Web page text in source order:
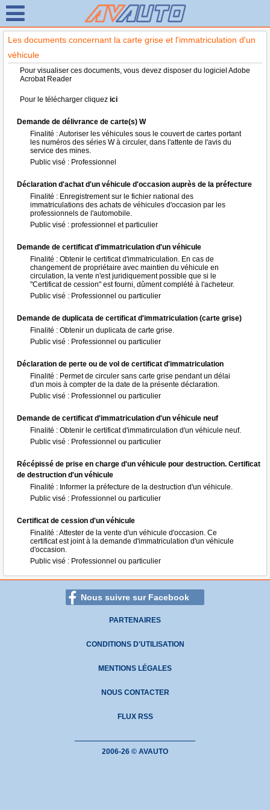
Les documents concernant la carte grise et l'immatriculation d'un
véhicule
Pour visualiser ces documents, vous devez disposer du logiciel Adobe
Acrobat Reader
Pour le télécharger cliquez ici
Demande de délivrance de carte(s) W
Finalité : Autoriser les véhicules sous le couvert de cartes portant
les numéros des séries W à circuler, dans l'attente de l'avis du
service des mines.
Public visé : Professionnel
Déclaration d'achat d'un véhicule d'occasion auprès de la préfecture
Finalité : Enregistrement sur le fichier national des
immatriculations des achats de véhicules d'occasion par les
professionnels de l'automobile.
Public visé : professionnel et particulier
Demande de certificat d'immatriculation d'un véhicule
Finalité : Obtenir le certificat d'immatriculation. En cas de
changement de propriétaire avec maintien du véhicule en
circulation, la vente n'est juridiquement possible que si le
"Certificat de cession" est fourni, dûment complété à l'acheteur.
Public visé : Professionnel ou particulier
Demande de duplicata de certificat d'immatriculation (carte grise)
Finalité : Obtenir un duplicata de carte grise.
Public visé : Professionnel ou particulier
Déclaration de perte ou de vol de certificat d'immatriculation
Finalité : Permet de circuler sans carte grise pendant un délai
d'un mois à compter de la date de la présente déclaration.
Public visé : Professionnel ou particulier
Demande de certificat d'immatriculation d'un véhicule neuf
Finalité : Obtenir le certificat d'immatirculation d'un véhicule neuf.
Public visé : Professionnel ou particulier
Récépissé de prise en charge d'un véhicule pour destruction. Certificat
de destruction d'un véhicule
Finalité : Informer la préfecture de la destruction d'un véhicule.
Public visé : Professionnel ou particulier
Certificat de cession d'un véhicule
Finalité : Attester de la vente d'un véhicule d'occasion. Ce
certificat est joint à la demande d'immatriculation d'un véhicule
d'occasion.
Public visé : Professionnel ou particulier
Nous suivre sur Facebook
PARTENAIRES
CONDITIONS D'UTILISATION
MENTIONS LÉGALES
NOUS CONTACTER
FLUX RSS
2006-26 © AVAUTO